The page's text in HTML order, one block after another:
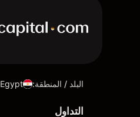
البلد / المنطقة:
Egypt
التداول